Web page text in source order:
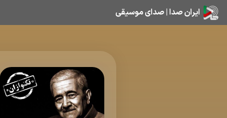
ایران صدا | صدای موسیقی